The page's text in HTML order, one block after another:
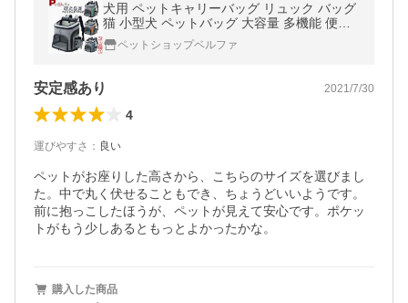
犬用 ペットキャリーバッグ リュック バッグ
猫 小型犬 ペットバッグ 大容量 多機能 便利
アウトドア お出かけ 持ち運び 散歩 通院 防
災 避難 通気性 Lサイズ
ペットショップベルファ
安定感あり 2021/7/30
4
運びやすさ ： 良い
ペットがお座りした高さから、こちらのサイズを選びまし
た。中で丸く伏せることもでき、ちょうどいいようです。
前に抱っこしたほうが、ペットが見えて安心です。ポケッ
トがもう少しあるともっとよかったかな。
購入した商品